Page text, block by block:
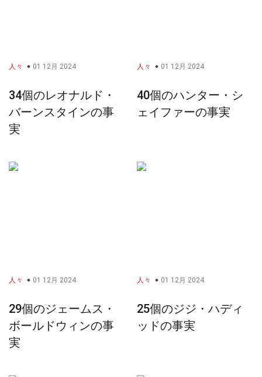
人々 01 12月 2024
34個のレオナルド・
バーンスタインの事
実
人々 01 12月 2024
40個のハンター・シ
ェイファーの事実
人々 01 12月 2024
29個のジェームス・
ボールドウィンの事
実
人々 01 12月 2024
25個のジジ・ハディ
ッドの事実